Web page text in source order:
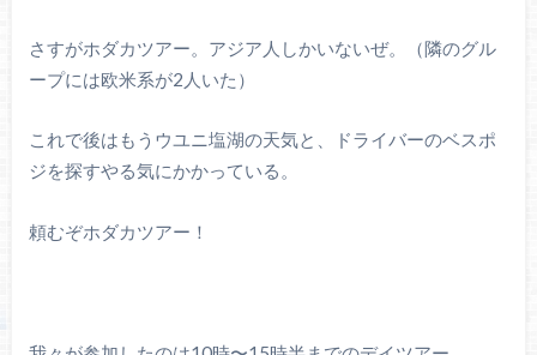
さすがホダカツアー。アジア人しかいないぜ。（隣のグル
ープには欧米系が2人いた）
これで後はもうウユニ塩湖の天気と、ドライバーのベスポ
ジを探すやる気にかかっている。
頼むぞホダカツアー！